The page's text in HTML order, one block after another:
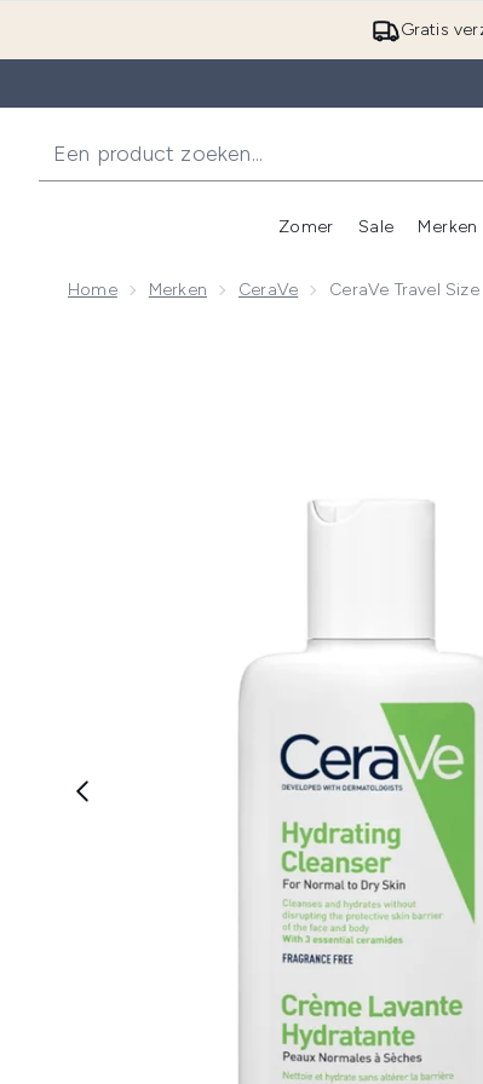
Gratis
Zomer Sale Merken
Home Merken CeraVe CeraVe Travel